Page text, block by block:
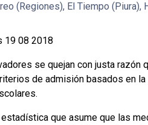
(Regiones), El Tiempo (Piura),
19 08 2018
se quejan con justa razón
de admisión basados en
que asume que las